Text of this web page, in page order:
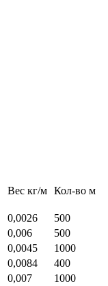
Вес кг/м Кол-во м
0,0026
500
0,006
500
0,0045
1000
0,0084
400
0,007
1000